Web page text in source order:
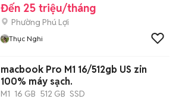
Đến 25 triệu/tháng
Phường Phú Lợi
Thục Nghi
macbook Pro M1 16/512gb US zin
100% máy sạch.
M1 16 GB 512 GB SSD